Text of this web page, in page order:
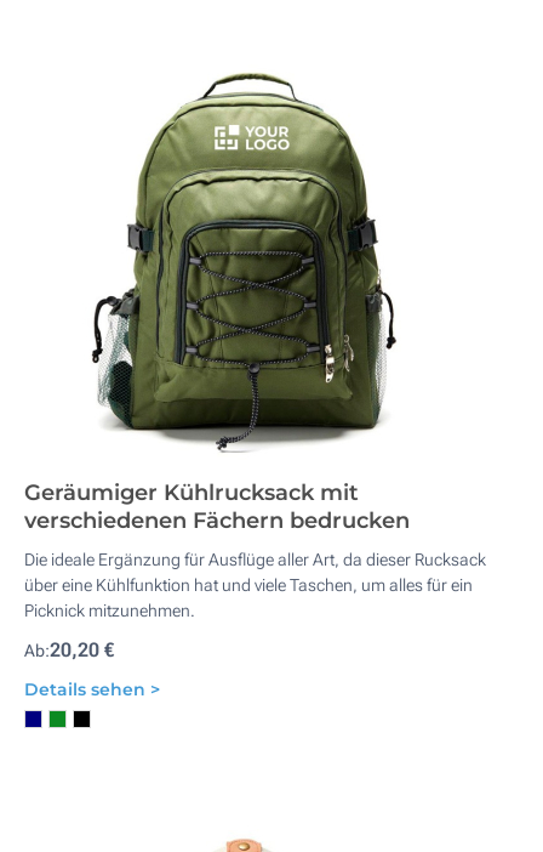
Geräumiger Kühlrucksack mit
verschiedenen Fächern bedrucken
Die ideale Ergänzung für Ausflüge aller Art, da dieser Rucksack
über eine Kühlfunktion hat und viele Taschen, um alles für ein
Picknick mitzunehmen.
Ab:20,20 €
Details sehen >